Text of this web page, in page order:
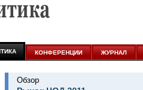
КОНФЕРЕНЦИИ ЖУРНАЛ
Обзор